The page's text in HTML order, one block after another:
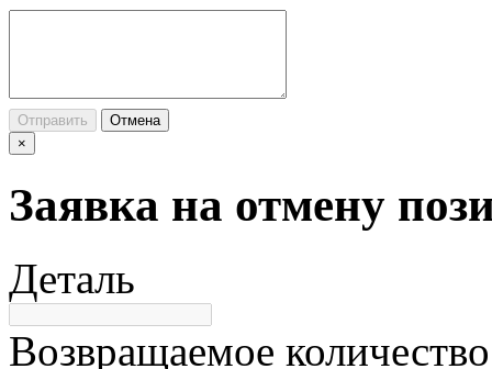
Отправить
Отмена
×
Заявка на отмену
Деталь
Возвращаемое количество